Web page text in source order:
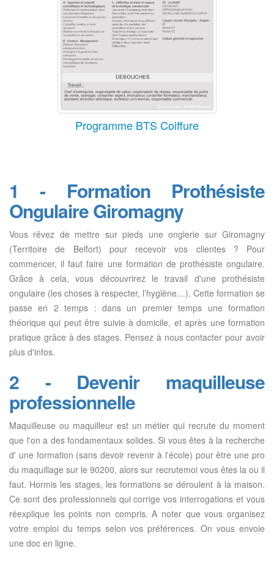
Programme BTS Coiffure
1 - Formation Prothésiste
Ongulaire Giromagny
Vous rêvez de mettre sur pieds une onglerie sur Giromagny
(Territoire de Belfort) pour recevoir vos clientes ? Pour
commencer, il faut faire une formation de prothésiste ongulaire.
Grâce à cela, vous découvrirez le travail d'une prothésiste
ongulaire (les choses à respecter, l’hygiène…). Cette formation se
passe en 2 temps : dans un premier temps une formation
théorique qui peut être suivie à domicile, et après une formation
pratique grâce à des stages. Pensez à nous contacter pour avoir
plus d'infos.
2 - Devenir maquilleuse
professionnelle
Maquilleuse ou maquilleur est un métier qui recrute du moment
que l'on a des fondamentaux solides. Si vous êtes à la recherche
d' une formation (sans devoir revenir à l'école) pour être une pro
du maquillage sur le 90200, alors sur recrutemoi vous êtes la ou il
faut. Hormis les stages, les formations se déroulent à la maison.
Ce sont des professionnels qui corrige vos interrogations et vous
réexplique les points non compris. A noter que vous organisez
votre emploi du temps selon vos préférences. On vous envoie
une doc en ligne.